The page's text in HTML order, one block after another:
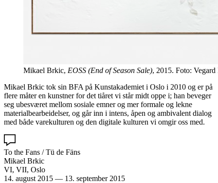
Mikael Brkic, EOSS (End of Season Sale), 2015. Foto:
Mikael Brkic tok sin BFA på Kunstakademiet i Oslo i 2010 og er på
flere måter en kunstner for det tiåret vi står midt oppe i; han beveger
seg ubesværet mellom sosiale emner og mer formale og lekne
materialbearbeidelser, og går inn i intens, åpen og ambivalent dialog
med både varekulturen og den digitale kulturen vi omgir oss med.
To the Fans / Tü de Fäns
Mikael Brkic
VI, VII, Oslo
14. august 2015 — 13. september 2015